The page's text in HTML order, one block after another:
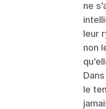
ne
leur
non
Dans
le